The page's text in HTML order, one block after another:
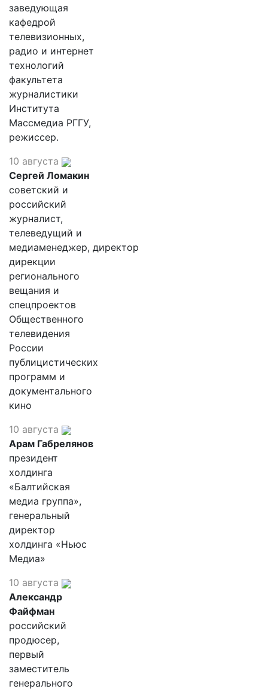
заведующая
кафедрой
телевизионных,
радио и интернет
технологий
факультета
журналистики
Института
Массмедиа РГГУ,
режиссер.
10 августа
Сергей Ломакин
советский и
российский
журналист,
телеведущий и
медиаменеджер, директор
дирекции
регионального
вещания и
спецпроектов
Общественного
телевидения
России
публицистических
программ и
документального
кино
10 августа
Арам Габрелянов
президент
холдинга
«Балтийская
медиа группа»,
генеральный
директор
холдинга «Ньюс
Медиа»
10 августа
Александр
Файфман
российский
продюсер,
первый
заместитель
генерального